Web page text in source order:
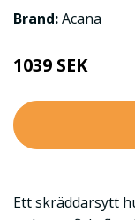
Brand:Acana
1039 SEK
Ett skräddarsytt